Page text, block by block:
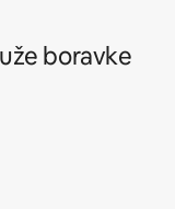
boravke